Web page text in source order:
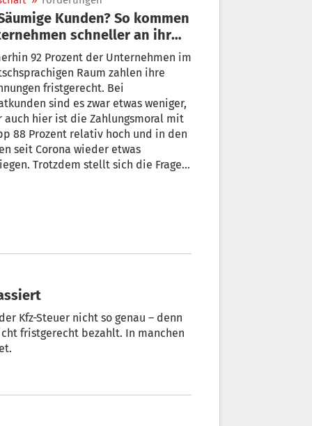
schneller an ihr
92 Prozent der Unternehmen im
Raum zahlen ihre
fristgerecht. Bei
sind es zwar etwas weniger,
auch hier ist die Zahlungsmoral mit
88 Prozent relativ hoch und in den
seit Corona wieder etwas
Trotzdem stellt sich die Frage,
Kfz-Steuer nicht so genau – denn
fristgerecht bezahlt. In manchen